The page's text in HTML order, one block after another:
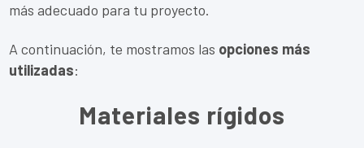
más adecuado para tu proyecto.
A continuación, te mostramos las opciones más
utilizadas:
Materiales rígidos